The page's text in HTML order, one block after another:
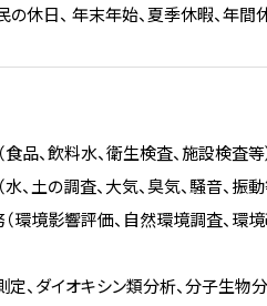
の休日、 年末年始、夏季休暇、年
品、飲料水、衛生検査、施設検査等
土の調査、大気、臭気、騒音、振動
環境影響評価、自然環境調査、環
、ダイオキシン類分析、分子生物分